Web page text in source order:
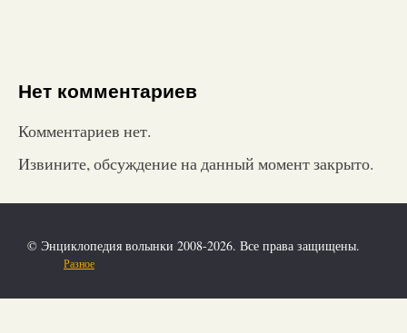
Нет комментариев
Комментариев нет.
Извините, обсуждение на данный момент закрыто.
© Энциклопедия волынки 2008-2026. Все права защищены.
Разное